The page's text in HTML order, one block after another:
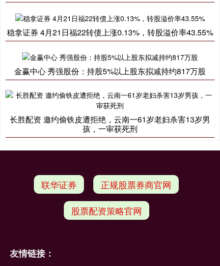
稳拿证券 4月21日福22转债上涨0.13%，转股溢价率43.55%
金赢中心 秀强股份：持股5%以上股东拟减持约817万股
长胜配资 邀约偷铁皮遭拒绝，云南一61岁老妇杀害13岁男
孩，一审获死刑
联华证券 正规股票券商官网
股票配资策略官网
友情链接：